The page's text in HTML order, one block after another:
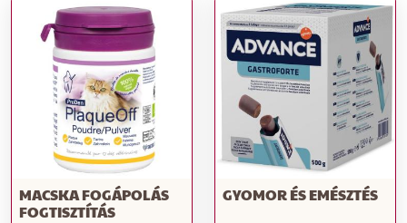
MACSKA FOGÁPOLÁS
FOGTISZTÍTÁS
GYOMOR ÉS EMÉSZTÉS